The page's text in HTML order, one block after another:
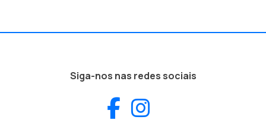
Siga-nos nas redes sociais
Facebook